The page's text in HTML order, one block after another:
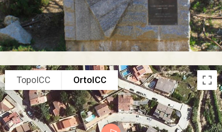
TopoICC OrtoICC